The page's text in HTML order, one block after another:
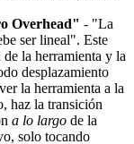
Overhead" - "La
ser lineal". Este
la herramienta y la
desplazamiento
la herramienta a la
haz la transición
a lo largo de la
solo tocando